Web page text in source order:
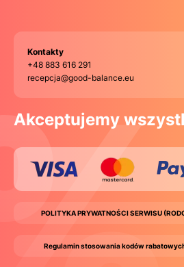
Kontakty
+48 883 616 291
recepcja@good-balance.eu
Akceptujemy
POLITYKA PRYWATNOŚCI SERWISU
Regulamin stosowania kodów